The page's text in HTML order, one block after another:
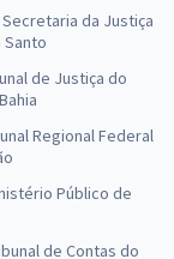
Secretaria da Justiça
de Justiça do
Regional Federal
Público de
de Contas do